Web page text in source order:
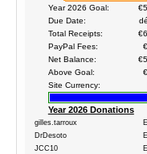
Year 2026 Goal:
Due Date:
Total Receipts:
PayPal Fees:
Net Balance:
Above Goal:
Site Currency:
Year 2026 Donations
gilles.tarroux
DrDesoto
JCC10